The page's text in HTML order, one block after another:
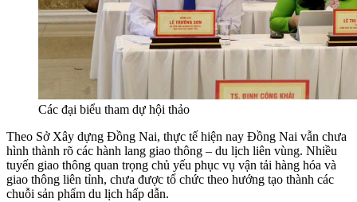
Các đại biểu tham dự hội thảo
Theo Sở Xây dựng Đồng Nai, thực tế hiện nay Đồng Nai vẫn chưa
hình thành rõ các hành lang giao thông – du lịch liên vùng. Nhiều
tuyến giao thông quan trọng chủ yếu phục vụ vận tải hàng hóa và
giao thông liên tỉnh, chưa được tổ chức theo hướng tạo thành các
chuỗi sản phẩm du lịch hấp dẫn.